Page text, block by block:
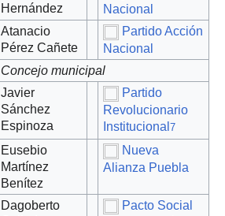
Hernández
Nacional
Atanacio
Pérez Cañete
Partido Acción
Nacional
Concejo municipal
Javier
Sánchez
Espinoza
Partido
Revolucionario
Institucional7
Eusebio
Martínez
Benítez
Nueva
Alianza Puebla
Dagoberto
Pacto Social